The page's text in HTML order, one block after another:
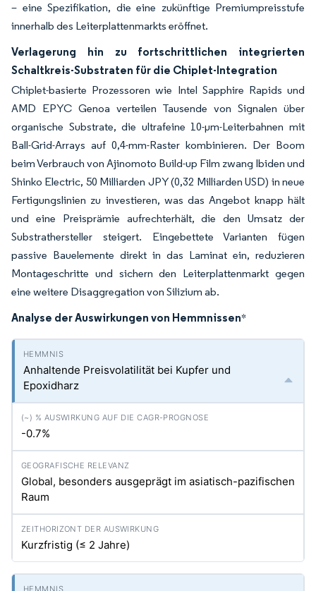
– eine Spezifikation, die eine zukünftige Premiumpreisstufe
innerhalb des Leiterplattenmarkts eröffnet.
Verlagerung hin zu fortschrittlichen integrierten
Schaltkreis-Substraten für die Chiplet-Integration
Chiplet-basierte Prozessoren wie Intel Sapphire Rapids und
AMD EPYC Genoa verteilen Tausende von Signalen über
organische Substrate, die ultrafeine 10-μm-Leiterbahnen mit
Ball-Grid-Arrays auf 0,4-mm-Raster kombinieren. Der Boom
beim Verbrauch von Ajinomoto Build-up Film zwang Ibiden und
Shinko Electric, 50 Milliarden JPY (0,32 Milliarden USD) in neue
Fertigungslinien zu investieren, was das Angebot knapp hält
und eine Preisprämie aufrechterhält, die den Umsatz der
Substrathersteller steigert. Eingebettete Varianten fügen
passive Bauelemente direkt in das Laminat ein, reduzieren
Montageschritte und sichern den Leiterplattenmarkt gegen
eine weitere Disaggregation von Silizium ab.
Analyse der Auswirkungen von Hemmnissen*
Anhaltende Preisvolatilität bei Kupfer und
Epoxidharz
-0.7%
Global, besonders ausgeprägt im asiatisch-pazifischen
Raum
Kurzfristig (≤ 2 Jahre)